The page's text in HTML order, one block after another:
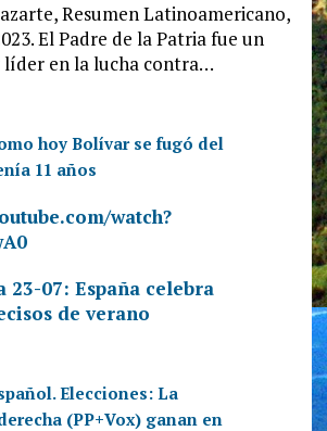
Resumen Latinoamericano,
El Padre de la Patria fue un
en la lucha contra…
hoy Bolívar se fugó del
11 años
watch?
23-07: España celebra
de verano
Elecciones: La
(PP+Vox) ganan en